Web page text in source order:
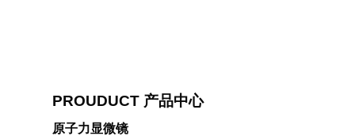
PROUDUCT 产品中心
原子力显微镜